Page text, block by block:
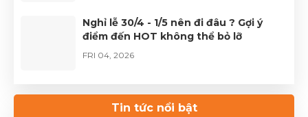
Nghỉ lễ 30/4 - 1/5 nên đi đâu ? Gợi ý
điểm đến HOT không thể bỏ lỡ
FRI 04, 2026
– Hành trình đầy trọn vẹn
Tin tức nổi bật